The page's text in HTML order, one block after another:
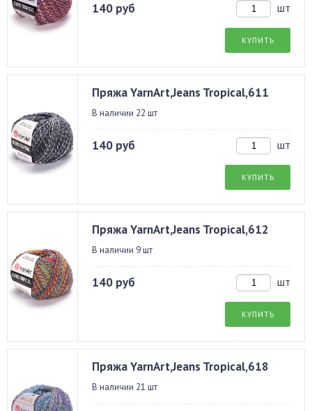
140 руб шт
КУПИТЬ
Пряжа YarnArt,Jeans Tropical,611
В наличии 22 шт
140 руб шт
КУПИТЬ
Пряжа YarnArt,Jeans Tropical,612
В наличии 9 шт
140 руб шт
КУПИТЬ
Пряжа YarnArt,Jeans Tropical,618
В наличии 21 шт